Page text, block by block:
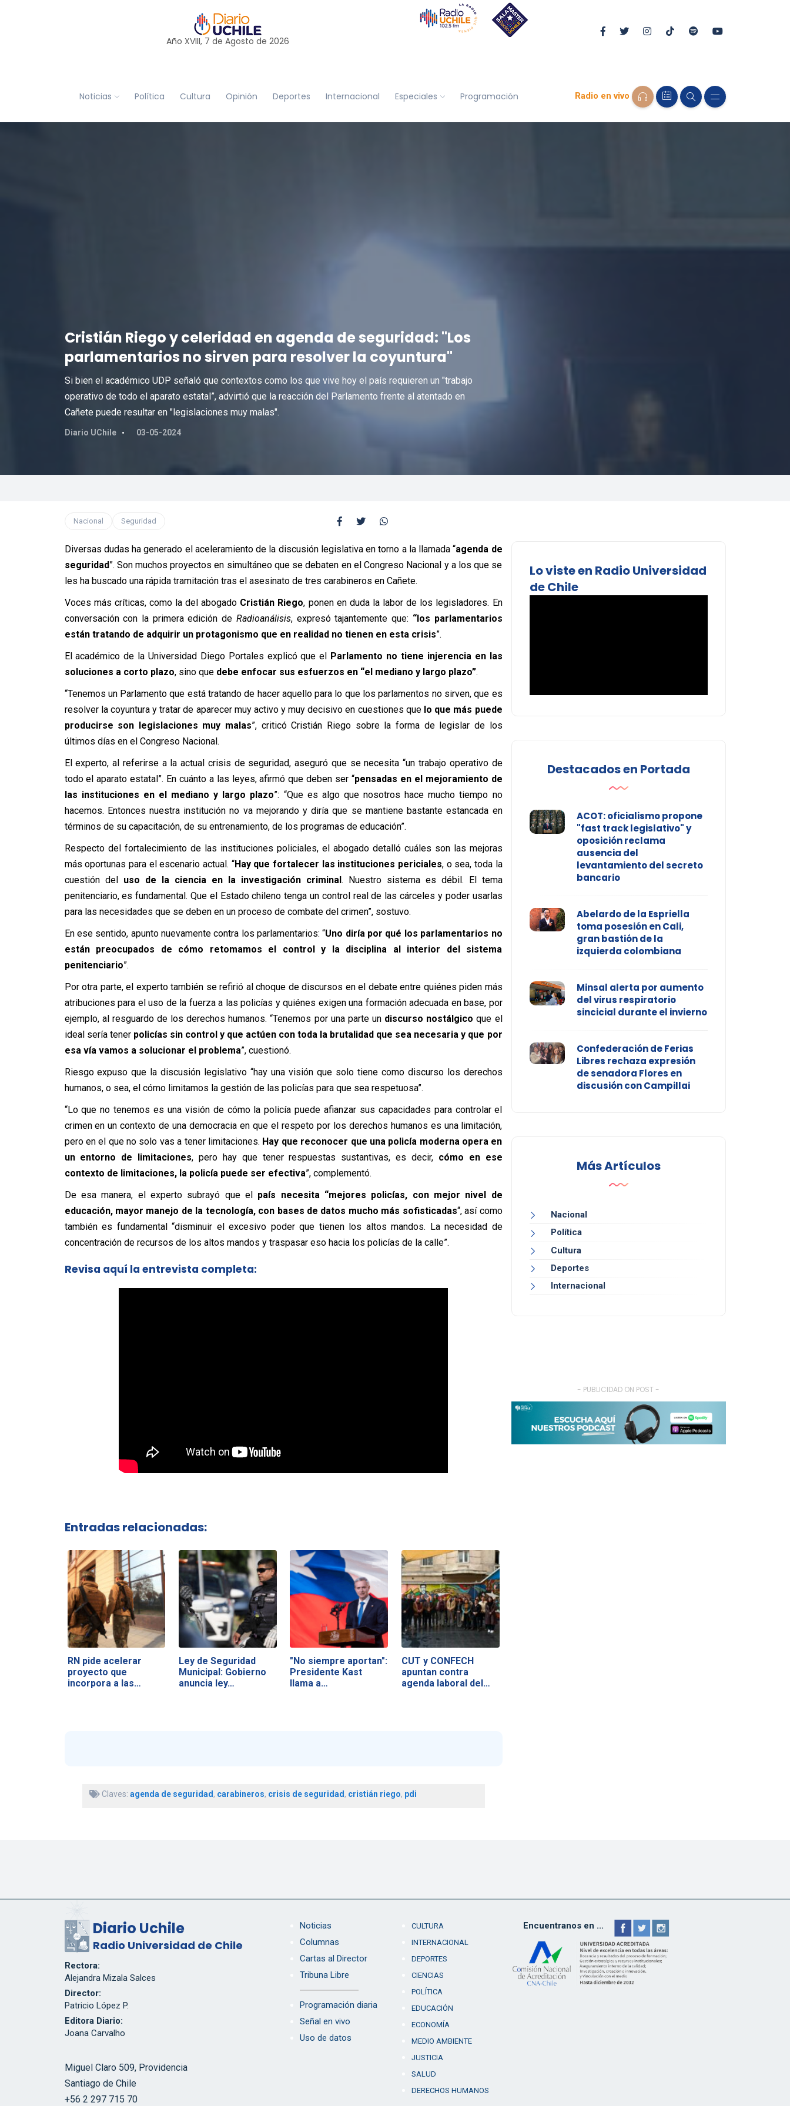
Año XVIII, 7 de Agosto de 2026
Noticias Política Cultura Opinión Deportes Internacional Especiales Programación Radio en vivo
Cristián Riego y celeridad en agenda de seguridad: "Los
parlamentarios no sirven para resolver la coyuntura"
Si bien el académico UDP señaló que contextos como los que vive hoy el país requieren un "trabajo
operativo de todo el aparato estatal”, advirtió que la reacción del Parlamento frente al atentado en
Cañete puede resultar en "legislaciones muy malas".
Diario UChile 03-05-2024
Nacional Seguridad
Diversas dudas ha generado el aceleramiento de la discusión legislativa en torno a la llamada “agenda de
seguridad”. Son muchos proyectos en simultáneo que se debaten en el Congreso Nacional y a los que se
les ha buscado una rápida tramitación tras el asesinato de tres carabineros en Cañete.
Voces más críticas, como la del abogado Cristián Riego, ponen en duda la labor de los legisladores. En
conversación con la primera edición de Radioanálisis, expresó tajantemente que: “los parlamentarios
están tratando de adquirir un protagonismo que en realidad no tienen en esta crisis”.
El académico de la Universidad Diego Portales explicó que el Parlamento no tiene injerencia en las
soluciones a corto plazo, sino que debe enfocar sus esfuerzos en “el mediano y largo plazo”.
“Tenemos un Parlamento que está tratando de hacer aquello para lo que los parlamentos no sirven, que es
resolver la coyuntura y tratar de aparecer muy activo y muy decisivo en cuestiones quelo que más puede
producirse son legislaciones muy malas”, criticó Cristián Riego sobre la forma de legislar de los
últimos días en el Congreso Nacional.
El experto, al referirse a la actual crisis de seguridad, aseguró que se necesita “un trabajo operativo de
todo el aparato estatal”. En cuánto a las leyes, afirmó que deben ser “pensadas en el mejoramiento de
las instituciones en el mediano y largo plazo”: “Que es algo que nosotros hace mucho tiempo no
hacemos. Entonces nuestra institución no va mejorando y diría que se mantiene bastante estancada en
términos de su capacitación, de su entrenamiento, de los programas de educación”.
Respecto del fortalecimiento de las instituciones policiales, el abogado detalló cuáles son las mejoras
más oportunas para el escenario actual. “Hay que fortalecer las instituciones periciales, o sea, toda la
cuestión deluso de la ciencia en la investigación criminal. Nuestro sistema es débil. El tema
penitenciario, es fundamental. Que el Estado chileno tenga un control real de las cárceles y poder usarlas
para las necesidades que se deben en un proceso de combate del crimen”, sostuvo.
En ese sentido, apunto nuevamente contra los parlamentarios: “Uno diría por qué los parlamentarios no
están preocupados de cómo retomamos el control y la disciplina al interior del sistema
penitenciario”.
Por otra parte, el experto también se refirió al choque de discursos en el debate entre quiénes piden más
atribuciones para el uso de la fuerza a las policías y quiénes exigen una formación adecuada en base, por
ejemplo, al resguardo de los derechos humanos. “Tenemos por una parte undiscurso nostálgicoque el
ideal sería tenerpolicías sin control y que actúen con toda la brutalidad que sea necesaria y que por
esa vía vamos a solucionar el problema”, cuestionó.
Riesgo expuso que la discusión legislativo “hay una visión que solo tiene como discurso los derechos
humanos, o sea, el cómo limitamos la gestión de las policías para que sea respetuosa”.
“Lo que no tenemos es una visión de cómo la policía puede afianzar sus capacidades para controlar el
crimen en un contexto de una democracia en que el respeto por los derechos humanos es una limitación,
pero en el que no solo vas a tener limitaciones. Hay que reconocer que una policía moderna opera en
un entorno de limitaciones, pero hay que tener respuestas sustantivas, es decir,cómo en ese
contexto de limitaciones, la policía puede ser efectiva”, complementó.
De esa manera, el experto subrayó que el país necesita “mejores policías, con mejor nivel de
educación, mayor manejo de la tecnología, con bases de datos mucho más sofisticadas“, así como
también es fundamental “disminuir el excesivo poder que tienen los altos mandos. La necesidad de
concentración de recursos de los altos mandos y traspasar eso hacia los policías de la calle”.
Revisa aquí la entrevista completa:
Entradas relacionadas:
RN pide acelerar
proyecto que
incorpora a las…
Ley de Seguridad
Municipal: Gobierno
anuncia ley…
"No siempre aportan":
Presidente Kast
llama a…
CUT y CONFECH
apuntan contra
agenda laboral del…
Claves: agenda de seguridad, carabineros, crisis de seguridad, cristián riego, pdi
Lo viste en Radio Universidad
de Chile
Destacados en Portada
ACOT: oficialismo propone
"fast track legislativo" y
oposición reclama
ausencia del
levantamiento del secreto
bancario
Abelardo de la Espriella
toma posesión en Cali,
gran bastión de la
izquierda colombiana
Minsal alerta por aumento
del virus respiratorio
sincicial durante el invierno
Confederación de Ferias
Libres rechaza expresión
de senadora Flores en
discusión con Campillai
Más Artículos
Nacional
Política
Cultura
Deportes
Internacional
- PUBLICIDAD ON POST -
Diario Uchile
Radio Universidad de Chile
Rectora:
Alejandra Mizala Salces
Director:
Patricio López P.
Editora Diario:
Joana Carvalho
Miguel Claro 509, Providencia
Santiago de Chile
+56 2 297 715 70
Noticias
Columnas
Cartas al Director
Tribuna Libre
Programación diaria
Señal en vivo
Uso de datos
CULTURA
INTERNACIONAL
DEPORTES
CIENCIAS
POLÍTICA
EDUCACIÓN
ECONOMÍA
MEDIO AMBIENTE
JUSTICIA
SALUD
DERECHOS HUMANOS
Encuentranos en ...